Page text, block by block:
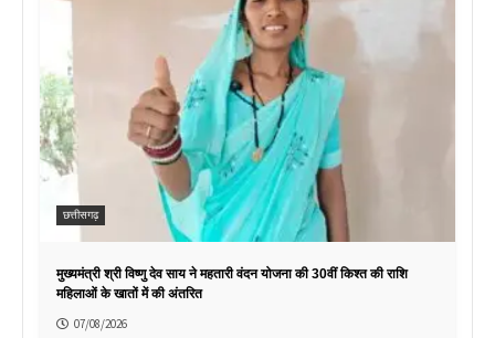
छत्तीसगढ़
मुख्यमंत्री श्री विष्णु देव साय ने महतारी वंदन योजना की 30वीं किश्त की राशि
महिलाओं के खातों में की अंतरित
07/08/2026